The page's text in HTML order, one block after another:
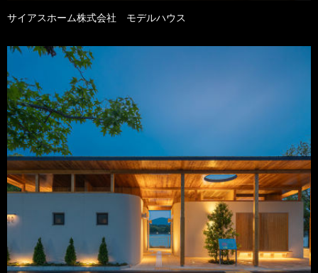
サイアスホーム株式会社 モデルハウス